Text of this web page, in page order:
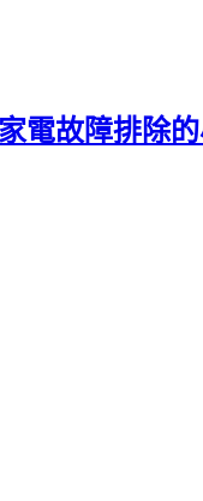
電故障排除